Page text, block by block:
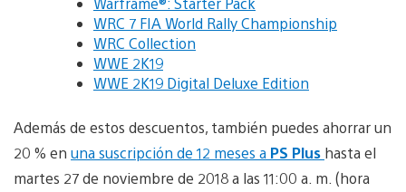
WRC 7 FIA World Rally Championship
WRC Collection
WWE 2K19
WWE 2K19 Digital Deluxe Edition
Además de estos descuentos, también puedes ahorrar un
20 % en una suscripción de 12 meses a PS Plus hasta el
martes 27 de noviembre de 2018 a las 11:00 a. m. (hora